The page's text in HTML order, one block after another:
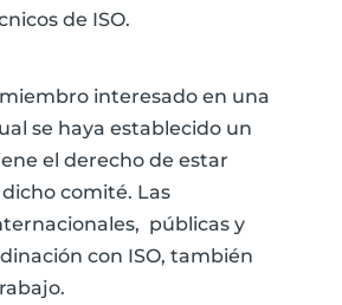
de ISO.
interesado en una
se haya establecido un
el derecho de estar
comité. Las
públicas y
con ISO, también